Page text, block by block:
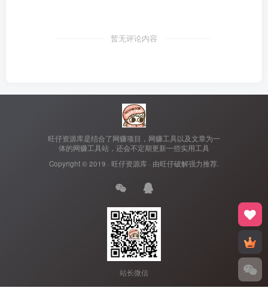
暂无评论内容
旺仔资源库是结合了网赚项目，网赚工具以及文章为一
体的网赚工具站，还会不定期更新一些实用工具
Copyright © 2019 · 旺仔资源库 · 由旺仔破解强力推荐.
站长微信